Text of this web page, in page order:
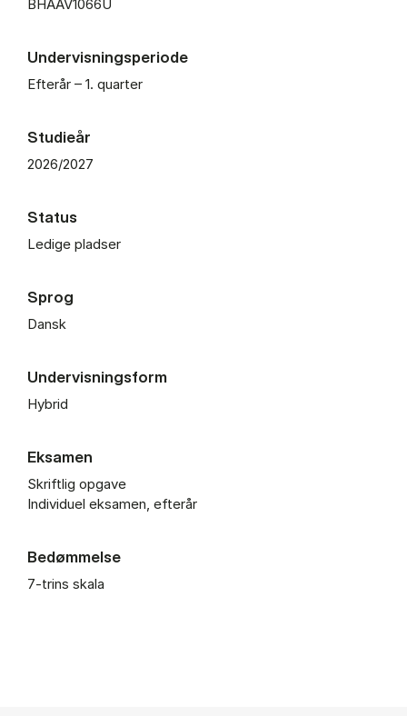
BHAAV1066U
Undervisningsperiode
Efterår – 1. quarter
Studieår
2026/2027
Status
Ledige pladser
Sprog
Dansk
Undervisningsform
Hybrid
Eksamen
Skriftlig opgave
Individuel eksamen, efterår
Bedømmelse
7-trins skala